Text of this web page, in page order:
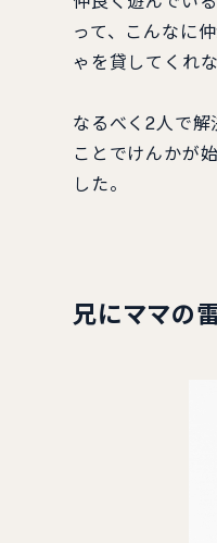
って、こんなに
ゃを貸してくれ
なるべく2人で
ことでけんかが
した。
兄にママの